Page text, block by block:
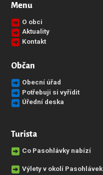
Menu
O obci
Aktuality
Kontakt
Občan
Obecní úřad
Potřebuji si vyřídit
Úřední deska
Turista
Co Pasohlávky nabízí
Výlety v okolí Pasohlávek